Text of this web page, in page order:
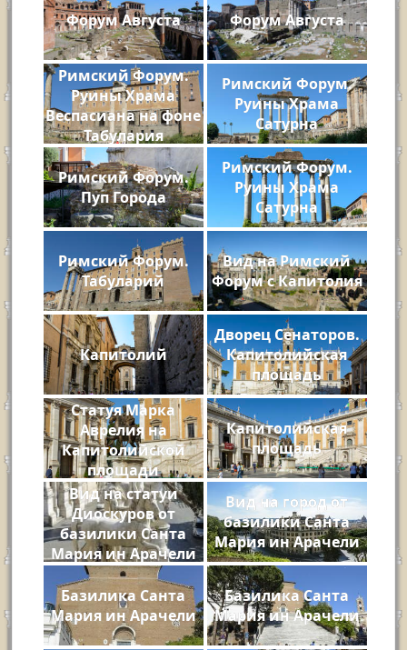
Форум Августа Форум Августа
Римский Форум.
Руины Храма
Веспасиана на фоне
Табулария
Римский Форум.
Руины Храма
Сатурна
Римский Форум.
Пуп Города
Римский Форум.
Руины Храма
Сатурна
Римский Форум.
Табуларий
Вид на Римский
Форум с Капитолия
Капитолий
Дворец Сенаторов.
Капитолийская
площадь
Статуя Марка
Аврелия на
Капитолийской
площади
Капитолийская
площадь
Вид на статуи
Диоскуров от
базилики Санта
Мария ин Арачели
Вид на город от
базилики Санта
Мария ин Арачели
Базилика Санта
Мария ин Арачели
Базилика Санта
Мария ин Арачели